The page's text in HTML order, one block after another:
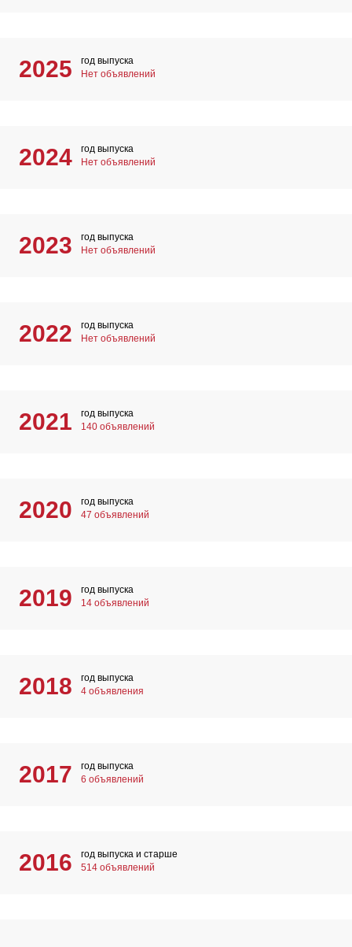
2025
год выпуска
Нет объявлений
2024
год выпуска
Нет объявлений
2023
год выпуска
Нет объявлений
2022
год выпуска
Нет объявлений
2021
год выпуска
140 объявлений
2020
год выпуска
47 объявлений
2019
год выпуска
14 объявлений
2018
год выпуска
4 объявления
2017
год выпуска
6 объявлений
2016
год выпуска и старше
514 объявлений